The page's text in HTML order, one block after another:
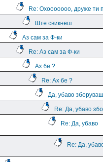
Re: Охооооооо, друже ти
Ште свикнеш
Аз сам за Ф-ки
Re: Аз сам за Ф-ки
Ах бе ?
Re: Ах бе ?
Да, убаво зборуваш
Re: Да, убаво
Re: Да, убаво
Re: Да,